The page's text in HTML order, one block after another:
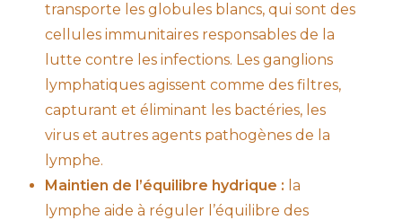
transporte les globules blancs, qui sont des
cellules immunitaires responsables de la
lutte contre les infections. Les ganglions
lymphatiques agissent comme des filtres,
capturant et éliminant les bactéries, les
virus et autres agents pathogènes de la
lymphe.
Maintien de l’équilibre hydrique : la
lymphe aide à réguler l’équilibre des